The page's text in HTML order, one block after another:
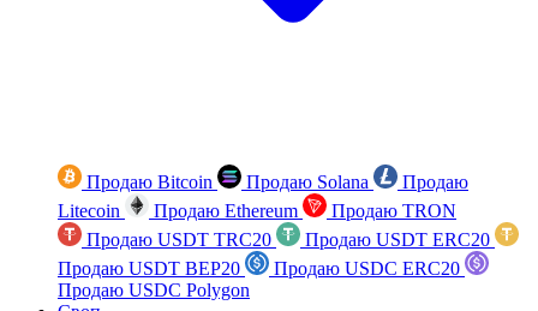
Продаю Bitcoin Продаю Solana
Продаю
Litecoin
Продаю Ethereum
Продаю TRON
Продаю USDT TRC20
Продаю USDT ERC20
Продаю USDT BEP20
Продаю USDC ERC20
Продаю USDC Polygon